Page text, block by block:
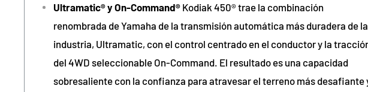
Ultramatic® y On-Command® Kodiak 450® trae la combinación
renombrada de Yamaha de la transmisión automática más duradera de la
industria, Ultramatic, con el control centrado en el conductor y la
del 4WD seleccionable On-Command. El resultado es una capacidad
sobresaliente con la confianza para atravesar el terreno más desafiante